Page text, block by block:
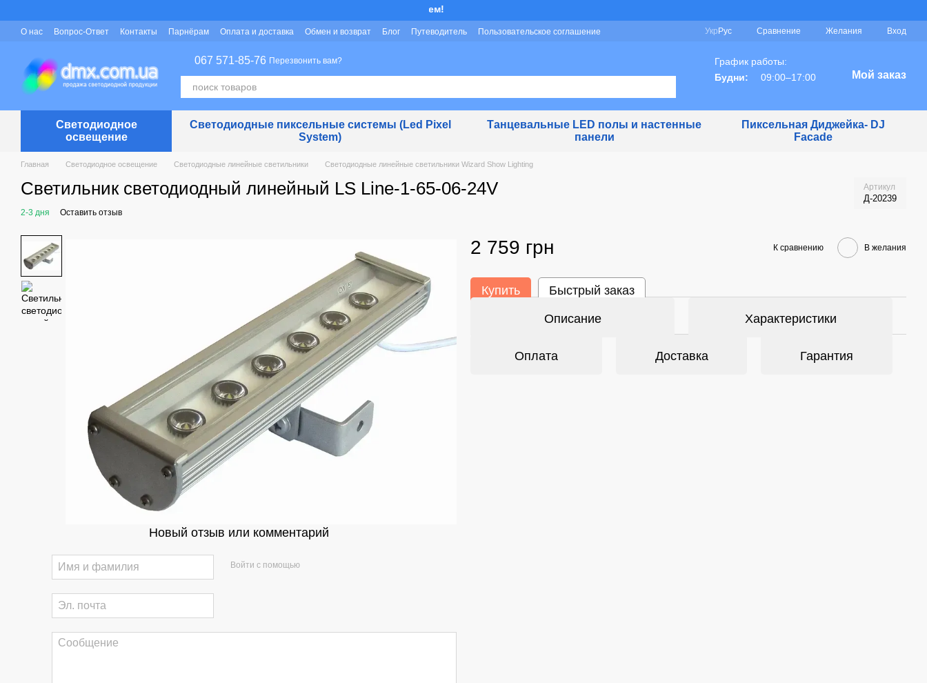
О нас Вопрос-Ответ Контакты Парнёрам Оплата и доставка Обмен и возврат Блог Путеводитель
Пользовательское соглашение
Укр Рус Сравнение Желания Вход
067 571-85-76 Перезвонить вам?
График работы:
Будни:
09:00–17:00 Мой заказ
Светодиодное
освещение
Светодиодные пиксельные системы (Led Pixel
System)
Танцевальные LED полы и настенные
панели
Пиксельная Диджейка- DJ
Facade
Главная Светодиодное освещение Светодиодные линейные светильники Светодиодные линейные светильники Wizard Show Lighting
Светильник светодиодный линейный LS Line-1-65-06-24V Артикул
Д-20239
2-3 дня Оставить отзыв
Новый отзыв или комментарий
Войти с помощью
2 759 грн К сравнению В желания
Купить Быстрый заказ
Описание Характеристики
Оплата Доставка Гарантия